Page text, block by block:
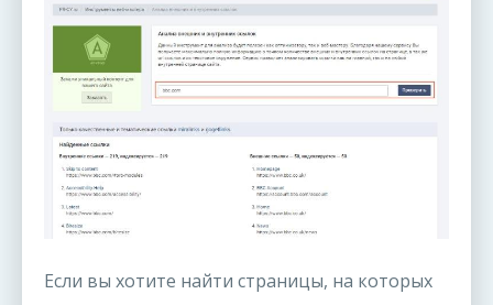
Если вы хотите найти страницы, на которых